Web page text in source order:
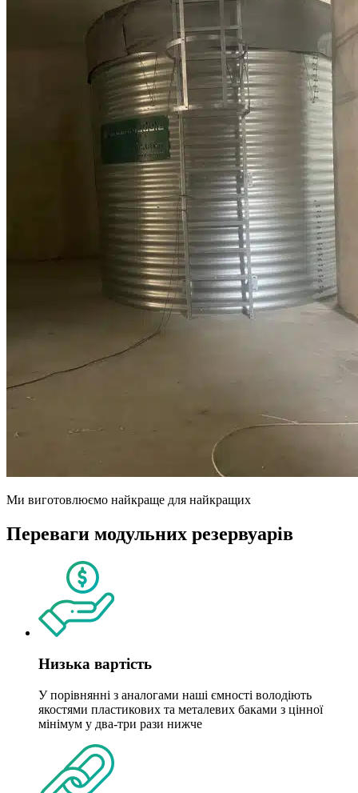
Ми виготовлюємо найкраще для найкращих
Переваги модульних резервуарів
Низька вартість
У порівнянні з аналогами наші ємності володіють
якостями пластикових та металевих баками з цінної
мінімум у два-три рази нижче